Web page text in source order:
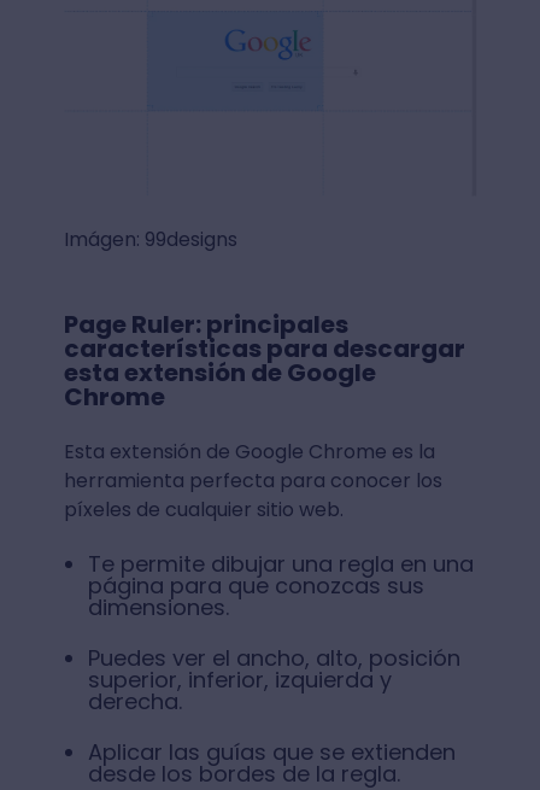
Imágen: 99designs
Page Ruler: principales
características para descargar
esta extensión de Google
Chrome
Esta extensión de Google Chrome es la
herramienta perfecta para conocer los
píxeles de cualquier sitio web.
Te permite dibujar una regla en una
página para que conozcas sus
dimensiones.
Puedes ver el ancho, alto, posición
superior, inferior, izquierda y
derecha.
Aplicar las guías que se extienden
desde los bordes de la regla.